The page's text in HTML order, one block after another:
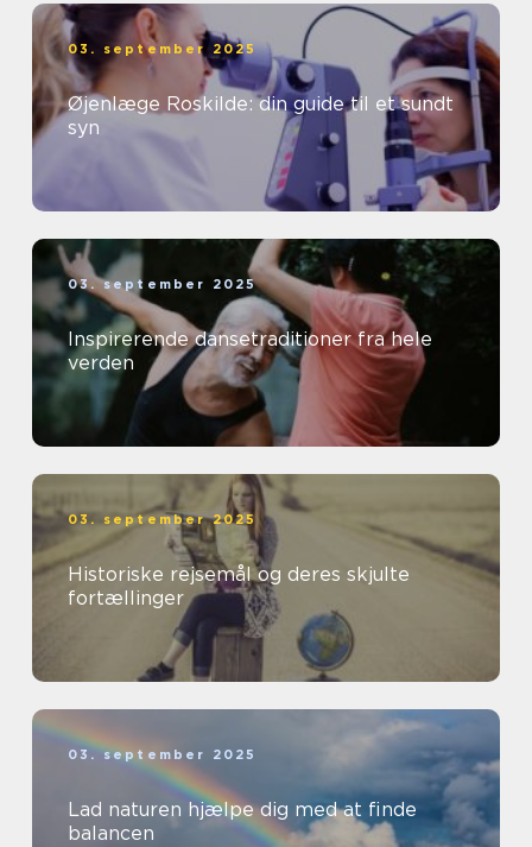
03. september 2025
Øjenlæge Roskilde: din guide til et sundt
syn
03. september 2025
Inspirerende dansetraditioner fra hele
verden
03. september 2025
Historiske rejsemål og deres skjulte
fortællinger
03. september 2025
Lad naturen hjælpe dig med at finde
balancen